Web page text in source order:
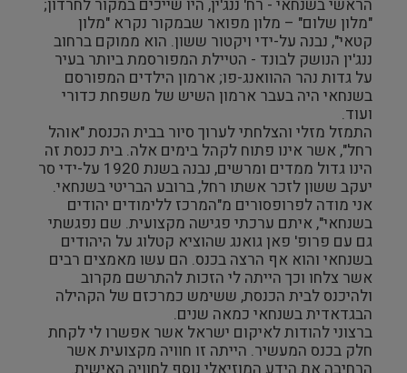
הראשי בשנחאי - רח' ננג'ין, היו שייכים במקור לחרדון;
"מלון שלום" – מלון מפואר שבמקור נקרא "מלון
קטאי", נבנה על-ידי ויקטור ששון. הוא ממוקם ברחוב
ננג'ין הנושק לבונד - הטיילת המפורסמת ביותר בעיר
על גדות נהר ההוואנג-פו; ארמון הילדים המפורסם
בשנחאי היה בעבר ארמון השיש של משפחת כדורי
ועוד.
התמזל מזלי והצלחתי לערוך סיור בבית הכנסת "אוהל
רחל", אשר אינו פתוח לקהל בימים אלה. בית כנסת זה
הינו גדול ממדים ומרשים, נבנה בשנת 1920 על-ידי סר
יעקב ששון לזכר אשתו רחל, ברובע הבריטי בשנחאי.
אני מודה לפרופסורים מ"המרכז ללימודים יהודים
בשנחאי", איתם ערכתי פגישה מקצועית. שם נפגשתי
גם עם פרופ' פאן גואנג שהוציא קטלוג על היהודים
בשנחאי והוא אף הרצה בכנס. הם עשו מאמצים רבים
אשר צלחו וכך הייתה לי הזכות להתרשם מקרוב
ולהיכנס לבית הכנסת, ששימש כמרכזם של הקהילה
הבגדאדית בשנחאי כמאה שנים.
ברצוני להודות לאיקום ישראל אשר אפשרו לי לקחת
חלק בכנס המעשיר. הייתה זו חוויה מקצועית אשר